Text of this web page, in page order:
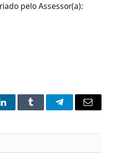
pelo Assessor(a):
LinkedInTumblr TelegramEmail